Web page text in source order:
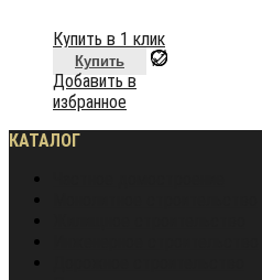
Купить в 1 клик
Купить
Добавить в
избранное
КАТАЛОГ